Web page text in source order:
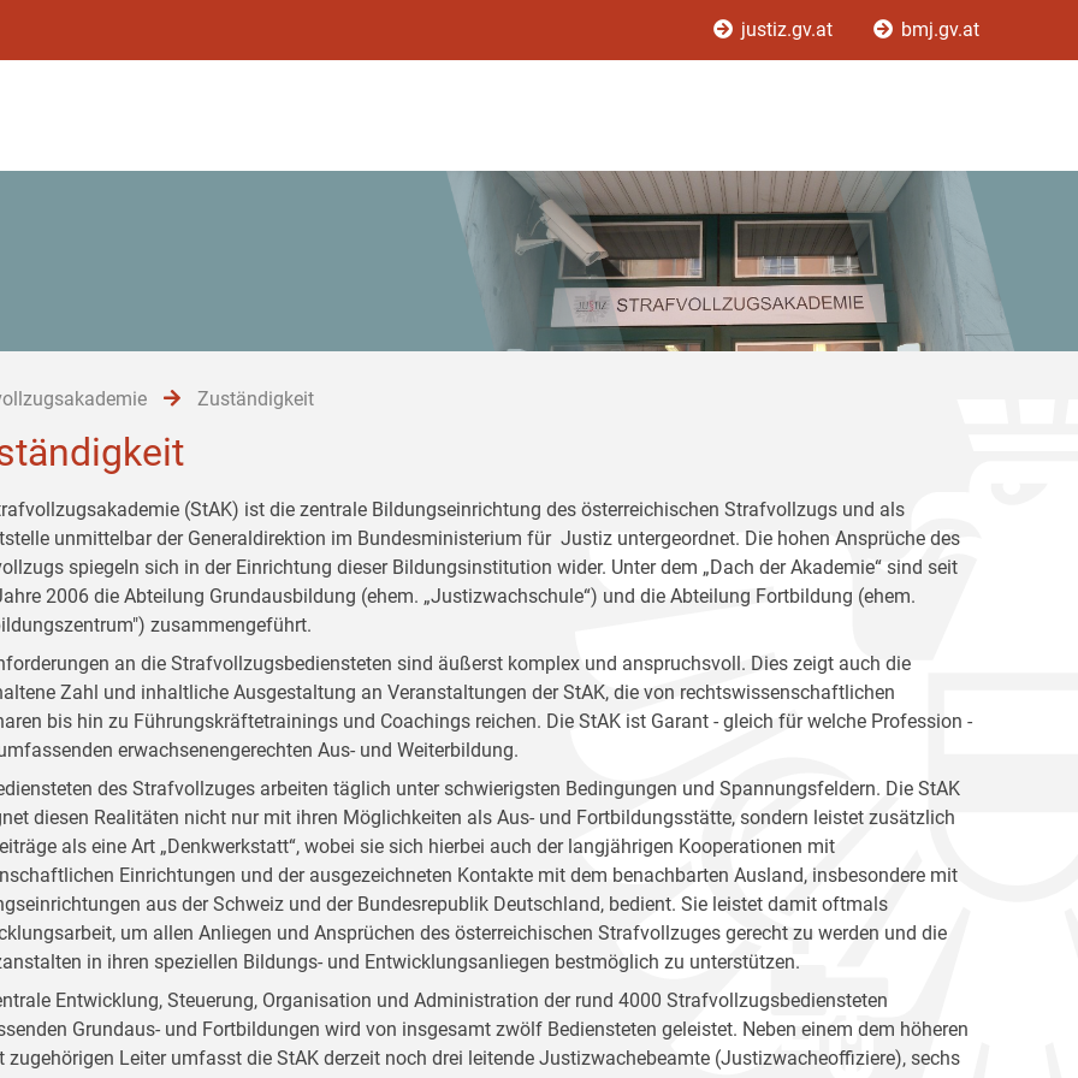
justiz.gv.at bmj.gv.at
Zuständigkeit
(StAK) ist die zentrale Bildungseinrichtung des österreichischen Strafvollzugs und als
unmittelbar der Generaldirektion im Bundesministerium für Justiz untergeordnet. Die hohen Ansprüche des
spiegeln sich in der Einrichtung dieser Bildungsinstitution wider. Unter dem „Dach der Akademie“ sind seit
2006 die Abteilung Grundausbildung (ehem. „Justizwachschule“) und die Abteilung Fortbildung (ehem.
zusammengeführt.
an die Strafvollzugsbediensteten sind äußerst komplex und anspruchsvoll. Dies zeigt auch die
Zahl und inhaltliche Ausgestaltung an Veranstaltungen der StAK, die von rechtswissenschaftlichen
bis hin zu Führungskräftetrainings und Coachings reichen. Die StAK ist Garant - gleich für welche Profession -
erwachsenengerechten Aus- und Weiterbildung.
des Strafvollzuges arbeiten täglich unter schwierigsten Bedingungen und Spannungsfeldern. Die StAK
diesen Realitäten nicht nur mit ihren Möglichkeiten als Aus- und Fortbildungsstätte, sondern leistet zusätzlich
als eine Art „Denkwerkstatt“, wobei sie sich hierbei auch der langjährigen Kooperationen mit
Einrichtungen und der ausgezeichneten Kontakte mit dem benachbarten Ausland, insbesondere mit
aus der Schweiz und der Bundesrepublik Deutschland, bedient. Sie leistet damit oftmals
um allen Anliegen und Ansprüchen des österreichischen Strafvollzuges gerecht zu werden und die
in ihren speziellen Bildungs- und Entwicklungsanliegen bestmöglich zu unterstützen.
Entwicklung, Steuerung, Organisation und Administration der rund 4000 Strafvollzugsbediensteten
Grundaus- und Fortbildungen wird von insgesamt zwölf Bediensteten geleistet. Neben einem dem höheren
zugehörigen Leiter umfasst die StAK derzeit noch drei leitende Justizwachebeamte (Justizwacheoffiziere), sechs